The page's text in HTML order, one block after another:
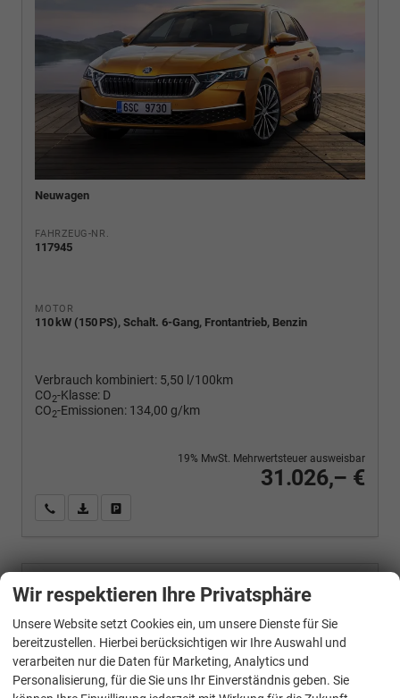
Neuwagen
FAHRZEUG-NR.
117945
MOTOR
110 kW (150 PS), Schalt. 6-Gang, Frontantrieb, Benzin
Verbrauch kombiniert: 5,50 l/100km
CO2-Klasse: D
CO2-Emissionen: 134,00 g/km
31.026,– €
19% MwSt. Mehrwertsteuer ausweisbar
Wir rufen Sie anPDF-Fahrzeugexposé drucken
Skoda Octavia Combi
Wir respektieren Ihre Privatsphäre
Unsere Website setzt Cookies ein, um unsere Dienste für Sie
bereitzustellen. Hierbei berücksichtigen wir Ihre Auswahl und
verarbeiten nur die Daten für Marketing, Analytics und
Personalisierung, für die Sie uns Ihr Einverständnis geben. Sie